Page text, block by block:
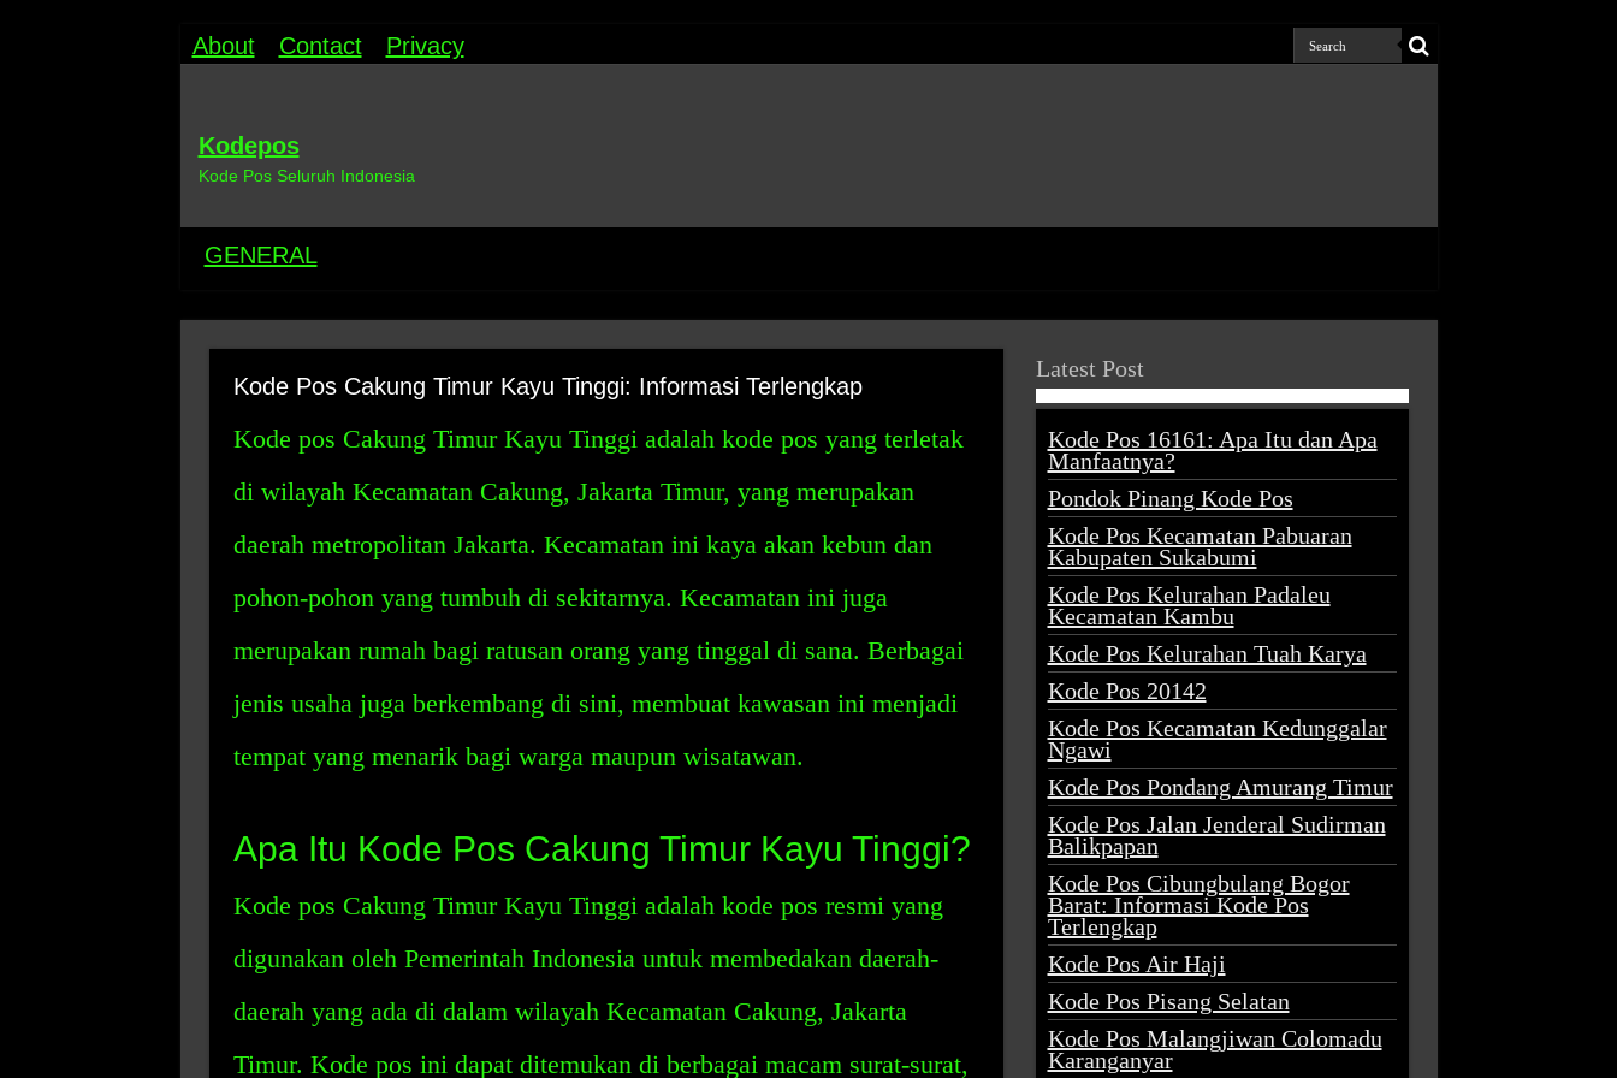
About Contact Privacy
Kodepos
Kode Pos Seluruh Indonesia
GENERAL
Kode Pos Cakung Timur Kayu Tinggi: Informasi Terlengkap
Kode pos Cakung Timur Kayu Tinggi adalah kode pos yang terletak
di wilayah Kecamatan Cakung, Jakarta Timur, yang merupakan
daerah metropolitan Jakarta. Kecamatan ini kaya akan kebun dan
pohon-pohon yang tumbuh di sekitarnya. Kecamatan ini juga
merupakan rumah bagi ratusan orang yang tinggal di sana. Berbagai
jenis usaha juga berkembang di sini, membuat kawasan ini menjadi
tempat yang menarik bagi warga maupun wisatawan.
Apa Itu Kode Pos Cakung Timur Kayu Tinggi?
Kode pos Cakung Timur Kayu Tinggi adalah kode pos resmi yang
digunakan oleh Pemerintah Indonesia untuk membedakan daerah-
daerah yang ada di dalam wilayah Kecamatan Cakung, Jakarta
Timur. Kode pos ini dapat ditemukan di berbagai macam surat-surat,
Latest Post
Kode Pos 16161: Apa Itu dan Apa
Manfaatnya?
Pondok Pinang Kode Pos
Kode Pos Kecamatan Pabuaran
Kabupaten Sukabumi
Kode Pos Kelurahan Padaleu
Kecamatan Kambu
Kode Pos Kelurahan Tuah Karya
Kode Pos 20142
Kode Pos Kecamatan Kedunggalar
Ngawi
Kode Pos Pondang Amurang Timur
Kode Pos Jalan Jenderal Sudirman
Balikpapan
Kode Pos Cibungbulang Bogor
Barat: Informasi Kode Pos
Terlengkap
Kode Pos Air Haji
Kode Pos Pisang Selatan
Kode Pos Malangjiwan Colomadu
Karanganyar